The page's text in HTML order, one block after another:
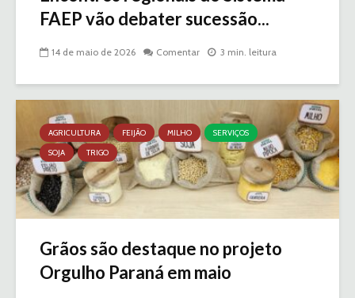
FAEP vão debater sucessão...
14 de maio de 2026 Comentar 3 min. leitura
AGRICULTURA FEIJÃO MILHO
SERVIÇOS
SOJA
TRIGO
Grãos são destaque no projeto
Orgulho Paraná em maio